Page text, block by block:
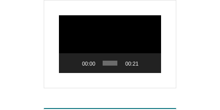
00:00 00:21